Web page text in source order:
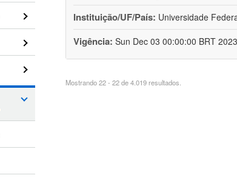
Instituição/UF/País: Universidade
Vigência: Sun Dec 03 00:00:00 BRT
Mostrando 22 - 22 de 4.019 resultados.